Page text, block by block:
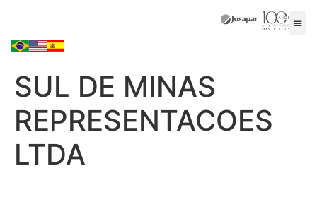
SUL DE MINAS
REPRESENTACOES
LTDA